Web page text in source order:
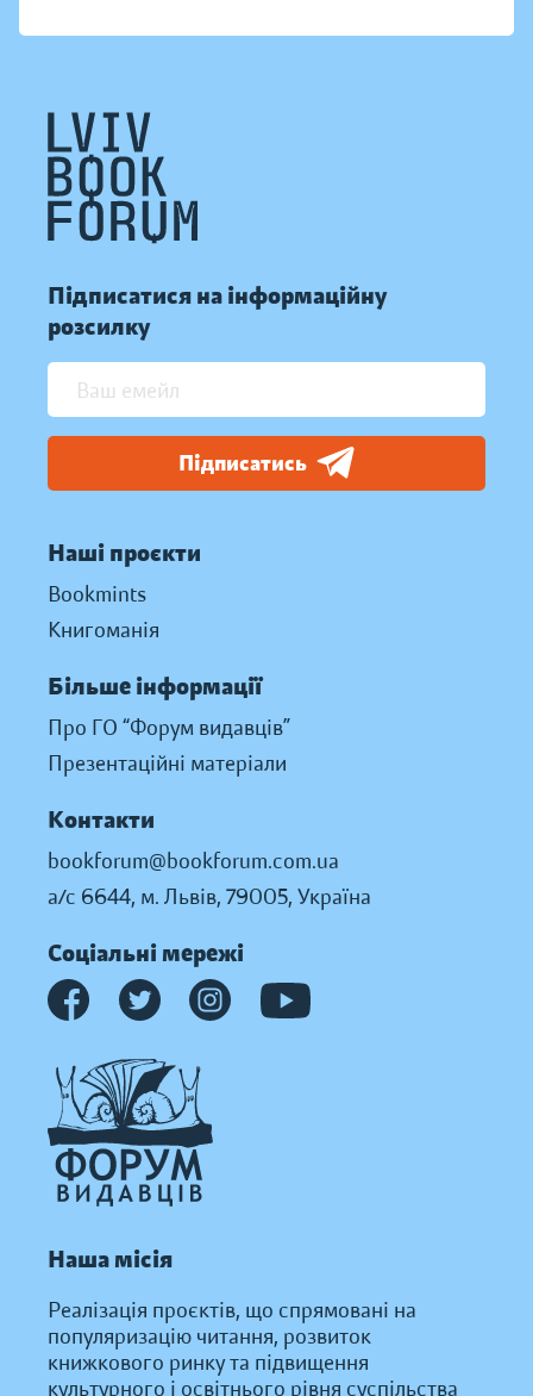
Підписатися на інформаційну
розсилку
Підписатись
Наші проєкти
Bookmints
Книгоманія
Більше інформації
Про ГО “Форум видавців”
Презентаційні матеріали
Контакти
bookforum@bookforum.com.ua
а/с 6644, м. Львів, 79005, Україна
Соціальні мережі
Наша місія
Реалізація проєктів, що спрямовані на
популяризацію читання, розвиток
книжкового ринку та підвищення
культурного і освітнього рівня суспільства